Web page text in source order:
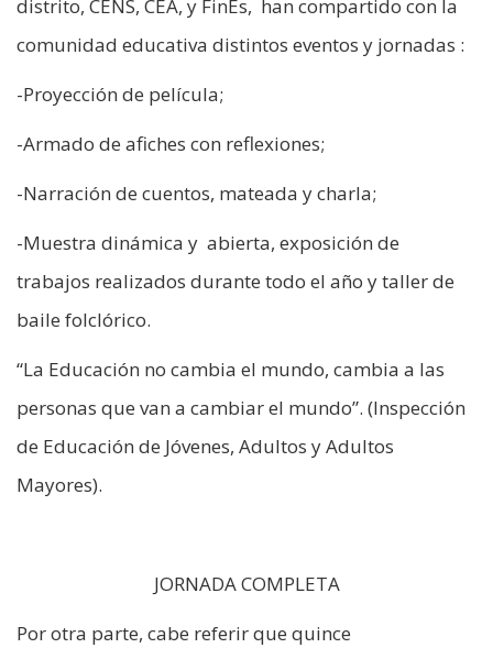
distrito, CENS, CEA, y FinEs, han compartido con la
comunidad educativa distintos eventos y jornadas :
-Proyección de película;
-Armado de afiches con reflexiones;
-Narración de cuentos, mateada y charla;
-Muestra dinámica y abierta, exposición de
trabajos realizados durante todo el año y taller de
baile folclórico.
“La Educación no cambia el mundo, cambia a las
personas que van a cambiar el mundo”. (Inspección
de Educación de Jóvenes, Adultos y Adultos
Mayores).
JORNADA COMPLETA
Por otra parte, cabe referir que quince